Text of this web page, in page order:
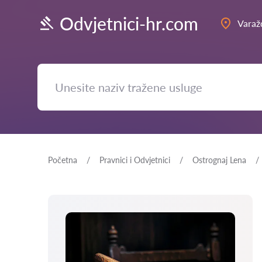
Odvjetnici-hr.com
Početna Pravnici i Odvjetnici Ostrognaj Lena